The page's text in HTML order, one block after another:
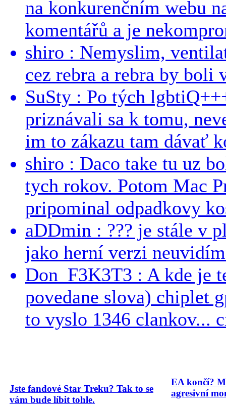
na konkurenčním webu
komentářů a je
shiro : Nemyslim,
cez rebra a rebra by boli
SuSty : Po tých
priznávali sa k tomu,
im to zákazu tam dávať
shiro : Daco take tu uz
tych rokov. Potom Mac
pripominal odpadkovy
aDDmin : ??? je stále v
jako herní verzi
Don_F3K3T3 : A kde je
povedane slova) chiplet
to vyslo 1346 clankov...
Jste fandové Star Treku? Tak to se
vám bude líbit tohle.
EA končí?
agresivní